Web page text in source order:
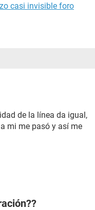
casi invisible foro
de la línea da igual,
mi me pasó y así me